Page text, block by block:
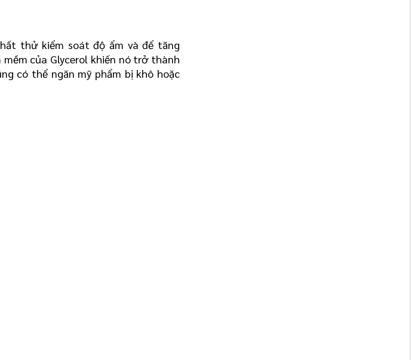
thử kiểm soát độ ẩm và để tăng
của Glycerol khiến nó trở thành
có thể ngăn mỹ phẩm bị khô hoặc